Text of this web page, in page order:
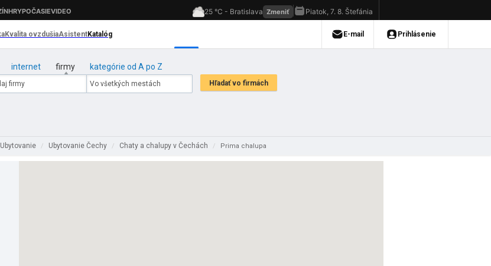
internet firmy kategórie od A po Z
Ubytovanie / Ubytovanie Čechy / Chaty a chalupy v Čechách / Prima chalupa